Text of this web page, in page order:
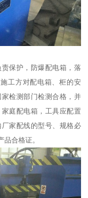
保护，防爆配电箱，落
工方对配电箱、柜的安
检测部门检测合格，并
庭配电箱，工具应配置
家配线的型号、规格必
合格证。